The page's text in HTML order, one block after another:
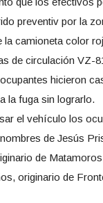
preventiv por la
la camioneta color
de circulación VZ-
hicieron
la fuga sin lograrlo.
el vehículo los
de Jesús
de
originario de